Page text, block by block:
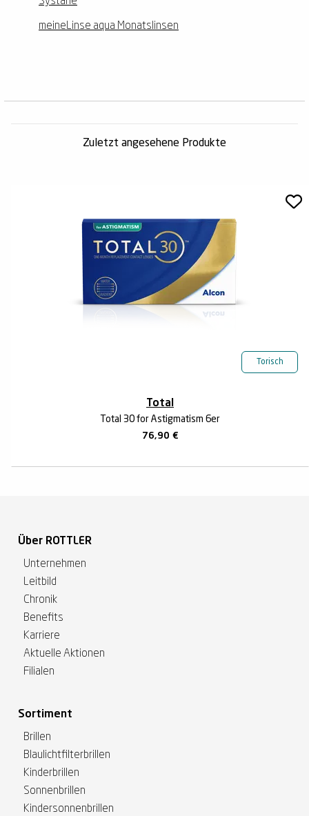
meineLinse aqua Monatslinsen
Zuletzt angesehene Produkte
Torisch
Total
Total 30 for Astigmatism 6er
76,90 €
Über ROTTLER
Unternehmen
Leitbild
Chronik
Benefits
Karriere
Aktuelle Aktionen
Filialen
Sortiment
Brillen
Blaulichtfilterbrillen
Kinderbrillen
Sonnenbrillen
Kindersonnenbrillen